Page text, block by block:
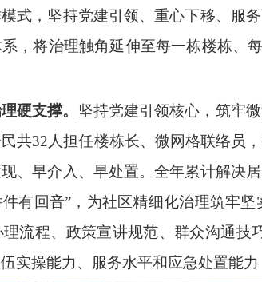
式，坚持党建引领、重心下移、服
，将治理触角延伸至每一栋楼栋、
硬支撑。
坚持党建引领核心，筑牢
共32人担任楼栋长、微网格联络员
、早介入、早处置。全年累计解决
有回音”，为社区精细化治理筑牢
流程、政策宣讲规范、群众沟通
实操能力、服务水平和应急处置能